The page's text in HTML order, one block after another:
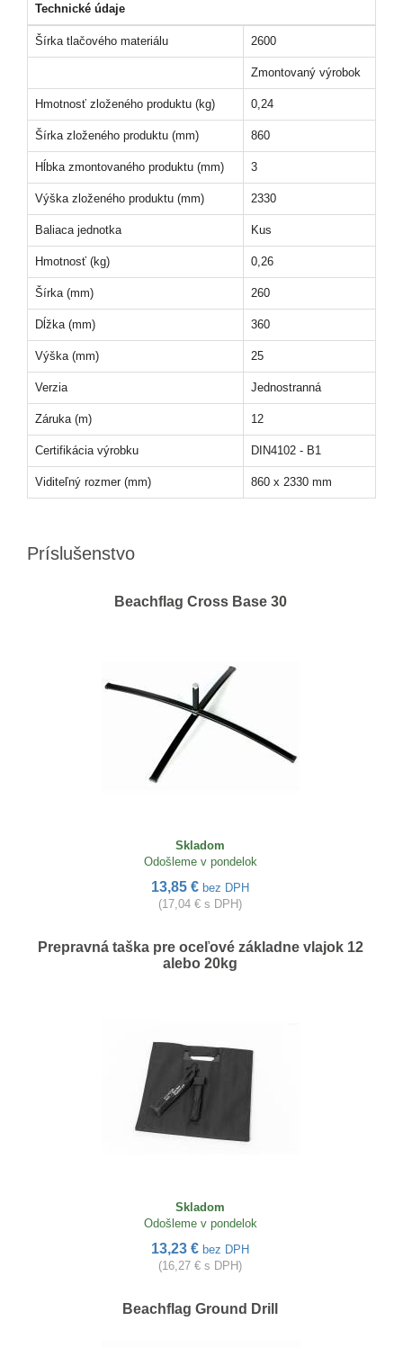
Technické údaje
Šírka tlačového materiálu 2600
Zmontovaný výrobok
Hmotnosť zloženého produktu (kg) 0,24
Šírka zloženého produktu (mm) 860
Hĺbka zmontovaného produktu (mm) 3
Výška zloženého produktu (mm) 2330
Baliaca jednotka Kus
Hmotnosť (kg) 0,26
Šírka (mm) 260
Dĺžka (mm) 360
Výška (mm) 25
Verzia Jednostranná
Záruka (m) 12
Certifikácia výrobku DIN4102 - B1
Viditeľný rozmer (mm) 860 x 2330 mm
Príslušenstvo
Beachflag Cross Base 30
Skladom
Odošleme v pondelok
13,85 € bez DPH
(17,04 € s DPH)
Prepravná taška pre oceľové základne vlajok 12
alebo 20kg
Skladom
Odošleme v pondelok
13,23 € bez DPH
(16,27 € s DPH)
Beachflag Ground Drill